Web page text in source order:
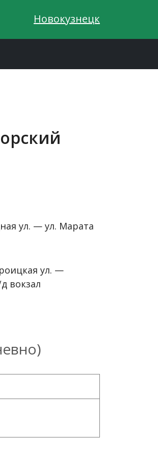
Новокузнецк
ул. — ул. Марата
ул. —
вокзал